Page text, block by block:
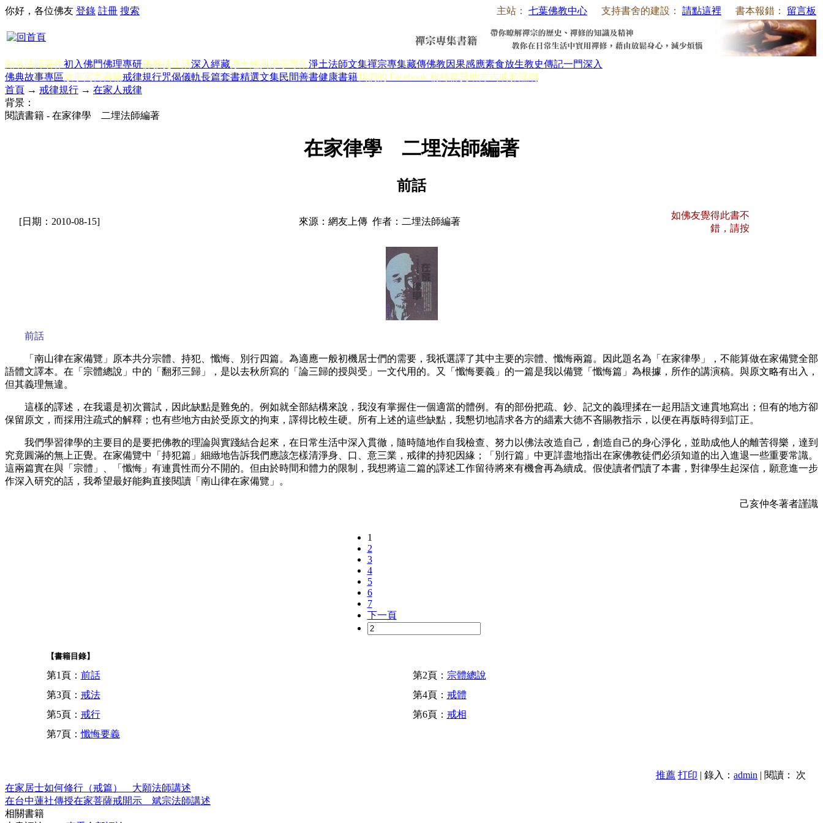
主站： 七葉佛教中心 支持書舍的建設： 請點這裡 書本報錯： 留言板
你好，各位佛友 登錄 註冊 搜索
知名法師著作初入佛門佛理專研佛教徒生活深入經藏淨土經典淨宗專集淨土法師文集禪宗專集藏傳佛教因果感應素食放生教史傳記一門深入
佛典故事專區故事寓言書籍戒律規行咒偈儀軌長篇套書精選文集民間善書健康書籍我們的 Facebook 粉絲群贊助方式戒邪淫網
首頁 → 戒律規行 → 在家人戒律
背景：
閱讀書籍 - 在家律學 二埋法師編著
在家律學 二埋法師編著
前話
[日期：2010-08-15] 來源：網友上傳 作者：二埋法師編著
如佛友覺得此書不
錯，請按
前話
「南山律在家備覽」原本共分宗體、持犯、懺悔、別行四篇。為適應一般初機居士們的需要，我祇選譯了其中主要的宗體、懺悔兩篇。因此題名為「在家律學」，不能算做在家備覽全部
語體文譯本。在「宗體總說」中的「翻邪三歸」，是以去秋所寫的「論三歸的授與受」一文代用的。又「懺悔要義」的一篇是我以備覽「懺悔篇」為根據，所作的講演稿。與原文略有出入，
但其義理無違。
這樣的譯述，在我還是初次嘗試，因此缺點是難免的。例如就全部結構來說，我沒有掌握住一個適當的體例。有的部份把疏、鈔、記文的義理揉在一起用語文連貫地寫出；但有的地方卻
保留原文，而採用注疏式的解釋；也有些地方由於受原文的拘束，譯得比較生硬。所有上述的這些缺點，我懇切地請求各方的緇素大德不吝賜教指示，以便在再版時得到訂正。
我們學習律學的主要目的是要把佛教的理論與實踐結合起來，在日常生活中深入貫徹，隨時隨地作自我檢查、努力以佛法改造自己，創造自己的身心淨化，並助成他人的離苦得樂，達到
究竟圓滿的無上正覺。在家備覽中「持犯篇」細緻地告訴我們應該怎樣清淨身、口、意三業，戒律的持犯因緣；「別行篇」中更詳盡地指出在家佛教徒們必須知道的出入進退一些重要常識。
這兩篇實在與「宗體」、「懺悔」有連貫性而分不開的。但由於時間和體力的限制，我想將這二篇的譯述工作留待將來有機會再為續成。假使讀者們讀了本書，對律學生起深信，願意進一步
作深入研究的話，我希望最好能夠直接閱讀「南山律在家備覽」。
己亥仲冬著者謹識
1
2
3
4
5
6
7
下一頁
【書籍目錄】
第1頁： 前話 第2頁： 宗體總說
第3頁： 戒法 第4頁： 戒體
第5頁： 戒行 第6頁： 戒相
第7頁：懺悔要義
推薦 打印 | 錄入： admin | 閱讀：
次
在家居士如何修行（戒篇） 大願法師講述
在台中蓮社傳授在家菩薩戒開示 斌宗法師講述
相關書籍